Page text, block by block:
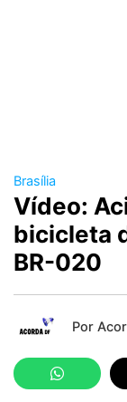
Brasília
Vídeo:
bicicleta
BR-020
Por